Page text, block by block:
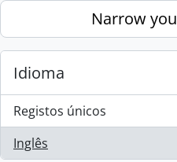
Skip to main contentNarrow
Idioma
Registos únicos
, 1 resultados
Inglês
, 1 resultados